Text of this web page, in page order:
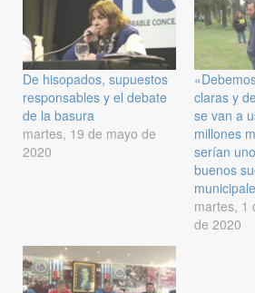
De hisopados, supuestos
responsables y el debate
de la basura
martes, 19 de mayo de
2020
claras y
se van a
millones
serían
buenos
martes, 1
de 2020